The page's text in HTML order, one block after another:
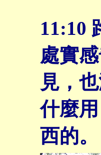
11:10
處實
見，
什麼
西的。